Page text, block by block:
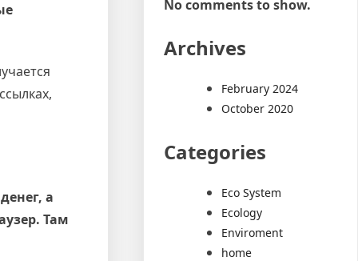
а
Там
No comments to show.
Archives
February 2024
October 2020
Categories
Eco System
Ecology
Enviroment
home